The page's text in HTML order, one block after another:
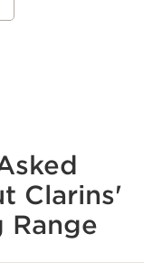
Clarins'
Range